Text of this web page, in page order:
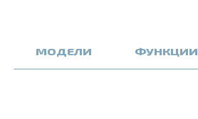
МОДЕЛИ ФУНКЦИИ